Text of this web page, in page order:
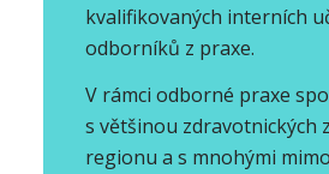
kvalifikovaných interních
odborníků z praxe.
V rámci odborné praxe
s většinou zdravotnických
regionu a s mnohými